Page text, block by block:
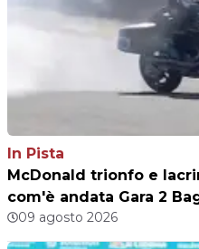
In Pista
McDonald trionfo e
com'è andata Gara 2
09 agosto 2026